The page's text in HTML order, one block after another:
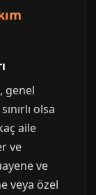
genel
olsa
aile
ve
ve
veya özel